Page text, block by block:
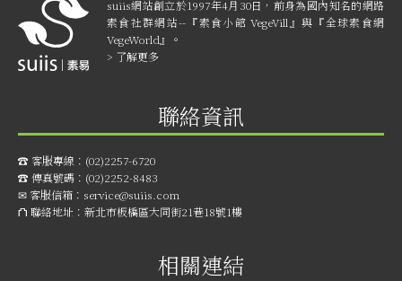
suiis網站創立於1997年4月30日，前身為國內知名的網路
素食社群網站--『素食小館 VegeVill』與『全球素食網
VegeWorld』。
> 了解更多
聯絡資訊
☎︎ 客服專線： (02)2257-6720
☎︎ 傳真號碼： (02)2252-8483
✉ 客服信箱： service@suiis.com
⛫ 聯絡地址： 新北市板橋區大同街21巷18號1樓
相關連結